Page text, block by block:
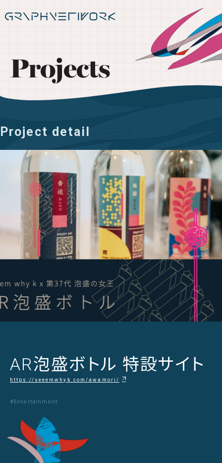
Projects
Project detail
AR泡盛ボトル 特設サイト
https://seeemwhyk.com/awamori/
#Entertainment